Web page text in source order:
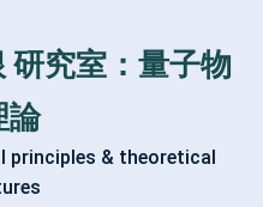
研究室：量子物
論
principles & theoretical